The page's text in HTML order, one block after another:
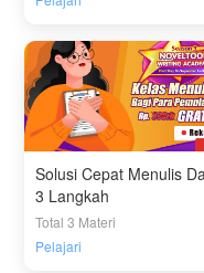
Solusi Cepat Menulis
3 Langkah
Total 3 Materi
Pelajari